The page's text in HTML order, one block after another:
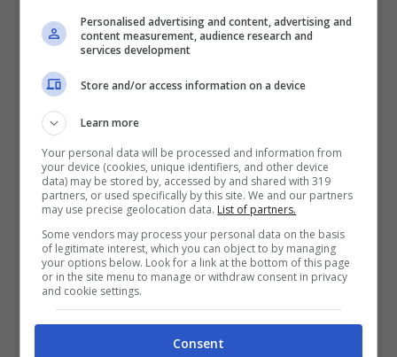
costrette a dormire in hotel nel frattempo,
rimandando il viaggio rispetto alla
prenotazione iniziale e soprattutto
ripetendo una seconda volta tutte le
lunghe e lentissime procedure di imbarco.
Dopo il nuovo disservizio del 23
su Facebook. Prima in inglese sul suo
profilo, poi in italiano sulla pagina dedicata
alle difficoltà dei disabili negli spostamenti
Vorreiprendereiltreno, aperta da un altro
Personalised advertising and content, advertising and
content measurement, audience research and
services development
Store and/or access information on a device
Learn more
Your personal data will be processed and information from
your device (cookies, unique identifiers, and other device
data) may be stored by, accessed by and shared with 319
partners, or used specifically by this site. We and our partners
may use precise geolocation data. List of partners.
Some vendors may process your personal data on the basis
of legitimate interest, which you can object to by managing
your options below. Look for a link at the bottom of this page
or in the site menu to manage or withdraw consent in privacy
and cookie settings.
Consent